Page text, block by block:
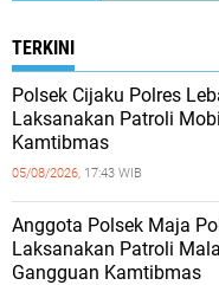
TERKINI
Polsek Cijaku Polres
Laksanakan Patroli
Kamtibmas
05/08/2026, 17:43 WIB
Anggota Polsek Maja
Laksanakan Patroli
Gangguan Kamtibmas